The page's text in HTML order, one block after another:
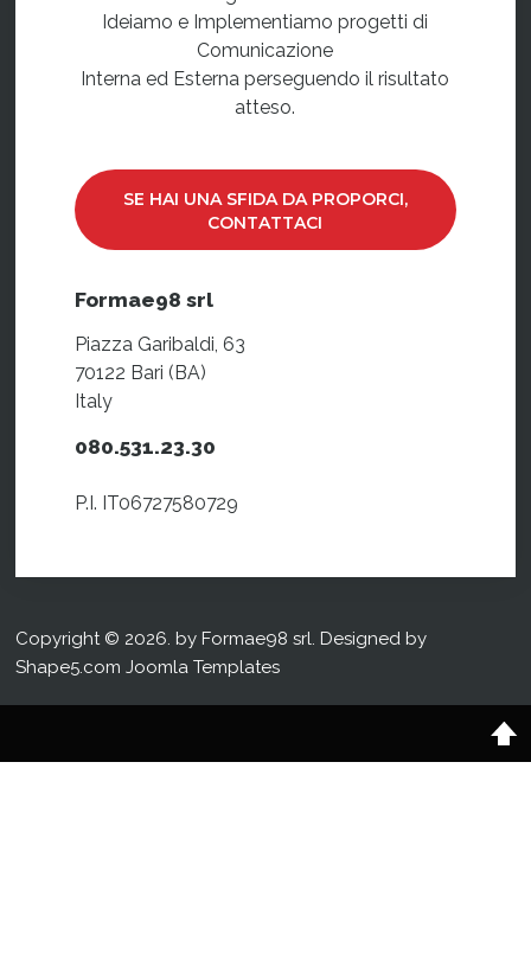
Ideiamo e Implementiamo progetti di
Comunicazione
Interna ed Esterna perseguendo il risultato
atteso.
SE HAI UNA SFIDA DA PROPORCI,
CONTATTACI
Formae98 srl
Piazza Garibaldi, 63
70122 Bari (BA)
Italy
080.531.23.30
P.I. IT06727580729
Copyright © 2026. by Formae98 srl. Designed by
Shape5.comJoomla Templates